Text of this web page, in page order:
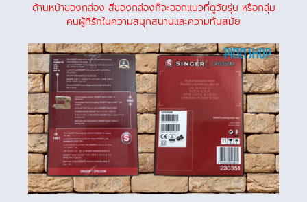
ด้านหน้าของกล่อง สีของกล่องก็จะออกแนวที่ดูวัยรุ่น หรือกลุ่ม
คนผู้ที่รักในความสนุกสนานและความทันสมัย